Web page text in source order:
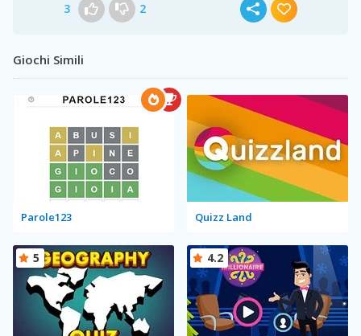
3 2
Giochi Simili
Parole123 Quizz Land
5 4.2